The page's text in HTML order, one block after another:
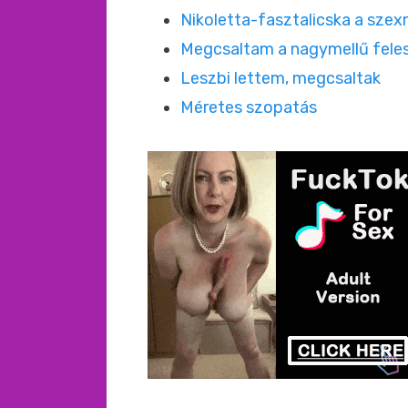
Nikoletta-fasztalicska a
Megcsaltam a nagymellű
Leszbi lettem, megcsaltak
Méretes szopatás